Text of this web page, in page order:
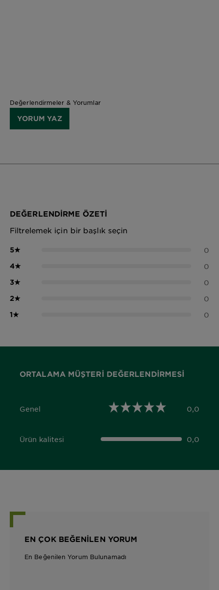
Değerlendirmeler & Yorumlar
YORUM YAZ
DEĞERLENDIRME ÖZETI
Filtrelemek için bir başlık seçin
5★ 0
4★ 0
3★ 0
2★ 0
1★ 0
ORTALAMA MÜŞTERI DEĞERLENDIRMESI
Genel
0,0 out of 5 stars 0,0
Ürün kalitesi
0,0 out of 5 stars 0,0
EN ÇOK BEĞENILEN YORUM
En Beğenilen Yorum Bulunamadı